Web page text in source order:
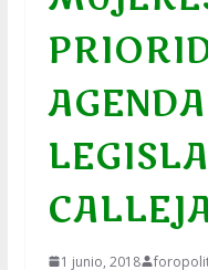
AGENDA
1 junio, 2018